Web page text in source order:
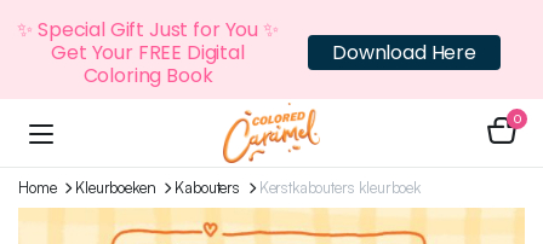
0
Home Kleurboeken Kabouters Kerstkabouters kleurboek
✨ Special Gift Just for You ✨
Get Your FREE Digital
Coloring Book
Download Here